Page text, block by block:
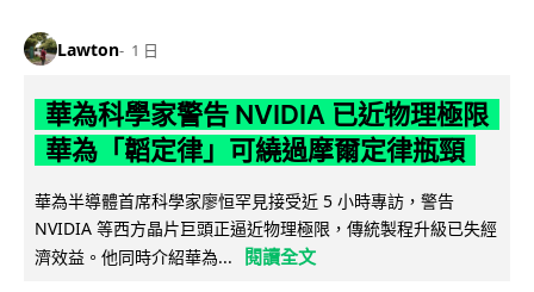
Lawton 1 日
華為科學家警告 NVIDIA 已近物理極限
華為「韜定律」可繞過摩爾定律瓶頸
華為半導體首席科學家廖恒罕見接受近 5 小時專訪，警告
NVIDIA 等西方晶片巨頭正逼近物理極限，傳統製程升級已失經
濟效益。他同時介紹華為...
閱讀全文